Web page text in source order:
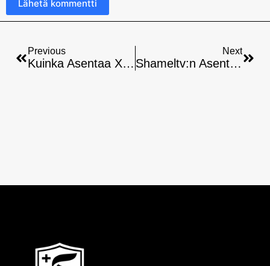
Lähetä kommentti
Previous
Kuinka Asentaa Xtream9 Raspberry Pi:hen – Helppo Opas
Next
Shameltv:n Asentaminen Raspberry Pi:hin – Ohjeet